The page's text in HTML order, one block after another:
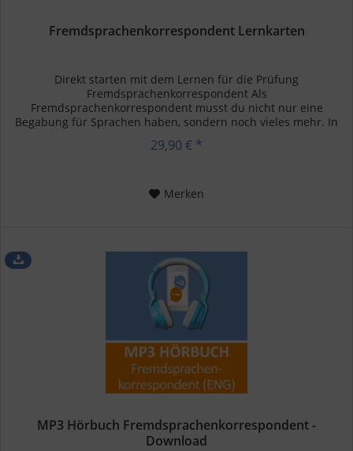
Fremdsprachenkorrespondent Lernkarten
Direkt starten mit dem Lernen für die Prüfung
Fremdsprachenkorrespondent Als
Fremdsprachenkorrespondent musst du nicht nur eine
Begabung für Sprachen haben, sondern noch vieles mehr. In
deiner dreijährigen Ausbildung wirst du viele...
29,90 € *
Merken
MP3 Hörbuch Fremdsprachenkorrespondent -
Download